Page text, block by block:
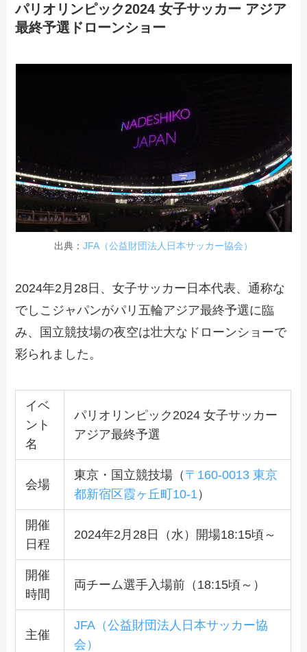
パリオリンピック2024 女子サッカー アジア
最終予選ドローンショー
出典： JFA（公益財団法人日本サッカー協会）
2024年2月28日、女子サッカー日本代表、通称な
でしこジャパンがパリ五輪アジア最終予選に臨
み、国立競技場の夜空は壮大なドローンショーで
彩られました。
イベ
ント
名
パリオリンピック2024 女子サッカー
アジア最終予選
会場
東京・国立競技場（ 〒160-0013 東京
都新宿区霞ヶ丘町10-1 ）
開催
日程
2024年2月28日（水）開場18:15頃～
開催
時間
両チーム選手入場前（18:15頃～）
主催
JFA（公益財団法人日本サッカー協
会）